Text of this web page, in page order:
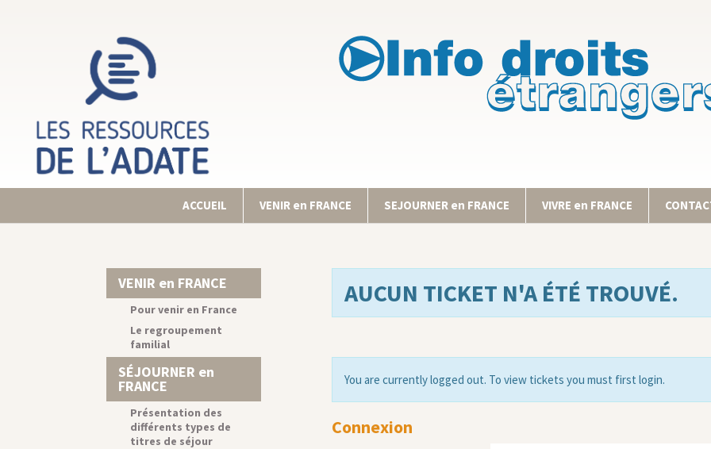
ACCUEIL VENIR en FRANCE SEJOURNER en FRANCE VIVRE en FRANCE
AUCUN TICKET N'A ÉTÉ TROUVÉ.
You are currently logged out. To view tickets you must first login.
Connexion
VENIR en FRANCE
Pour venir en France
Le regroupement
familial
SÉJOURNER en
FRANCE
Présentation des
différents types de
titres de séjour